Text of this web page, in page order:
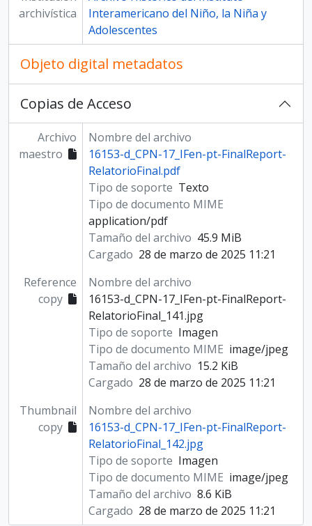
archivística
Interamericano del Niño, la Niña y
Adolescentes
Objeto digital metadatos
Copias de Acceso
Archivo
maestro
Nombre del archivo
16153-d_CPN-17_IFen-pt-FinalReport-
RelatorioFinal.pdf
Tipo de soporte Texto
Tipo de documento MIME
application/pdf
Tamaño del archivo 45.9 MiB
Cargado 28 de marzo de 2025 11:21
Reference
copy
Nombre del archivo
16153-d_CPN-17_IFen-pt-FinalReport-
RelatorioFinal_141.jpg
Tipo de soporte Imagen
Tipo de documento MIME image/jpeg
Tamaño del archivo 15.2 KiB
Cargado 28 de marzo de 2025 11:21
Thumbnail
copy
Nombre del archivo
16153-d_CPN-17_IFen-pt-FinalReport-
RelatorioFinal_142.jpg
Tipo de soporte Imagen
Tipo de documento MIME image/jpeg
Tamaño del archivo 8.6 KiB
Cargado 28 de marzo de 2025 11:21